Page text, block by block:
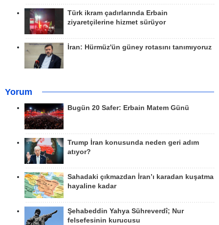
Türk ikram çadırlarında Erbain
ziyaretçilerine hizmet sürüyor
İran: Hürmüz'ün güney rotasını tanımıyoruz
Yorum
Bugün 20 Safer: Erbain Matem Günü
Trump İran konusunda neden geri adım
atıyor?
Sahadaki çıkmazdan İran’ı karadan kuşatma
hayaline kadar
Şehabeddin Yahya Sühreverdî; Nur
felsefesinin kurucusu